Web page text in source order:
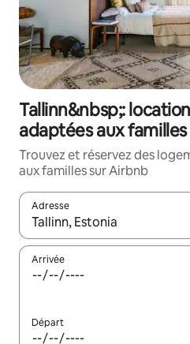
Tallinn&nbsp;:
adaptées aux familles
Trouvez et réservez des
aux familles sur Airbnb
Adresse
Lorsque les résultats
Arrivée
Départ